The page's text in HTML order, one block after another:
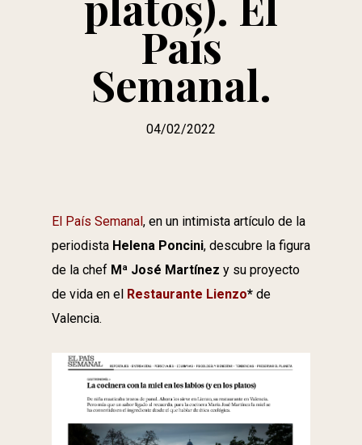
País
Semanal.
04/02/2022
El País Semanal, en un intimista artículo de la
periodista Helena Poncini, descubre la figura
de la chef Mª José Martínez y su proyecto
de vida en el Restaurante Lienzo* de
Valencia.